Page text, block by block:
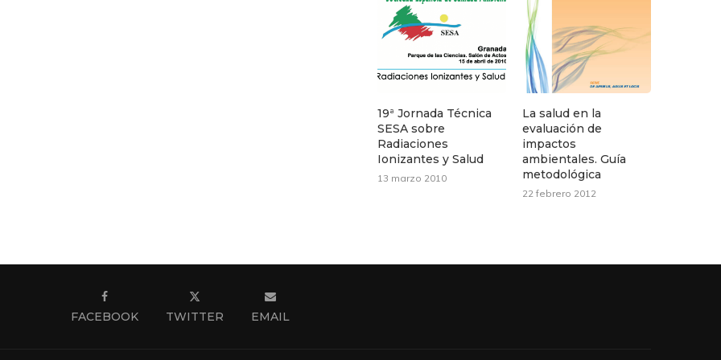
19ª Jornada Técnica
SESA sobre
Radiaciones
Ionizantes y Salud
13 marzo 2010
La salud en la
evaluación de
impactos
ambientales. Guía
metodológica
22 febrero 2012
FACEBOOK TWITTER EMAIL